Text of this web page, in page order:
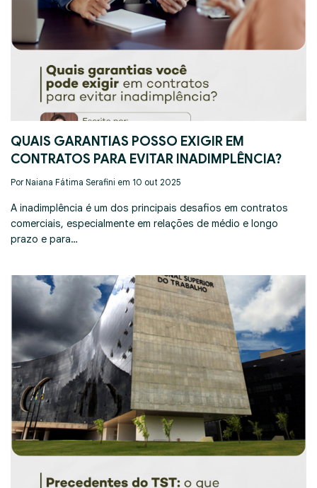
QUAIS GARANTIAS POSSO EXIGIR EM
CONTRATOS PARA EVITAR INADIMPLÊNCIA?
Por Naiana Fátima Serafini em 10 out 2025
A inadimplência é um dos principais desafios em contratos
comerciais, especialmente em relações de médio e longo
prazo e para…